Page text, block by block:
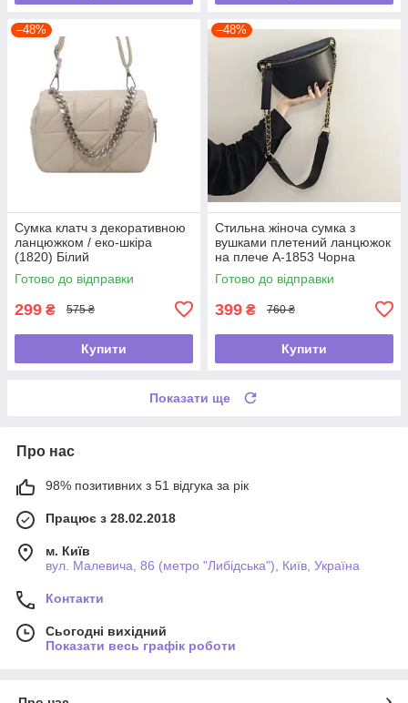
–48%
Сумка клатч з декоративною
ланцюжком / еко-шкіра
(1820) Білий
Готово до відправки
299 ₴ 575 ₴
Купити
–48%
Стильна жіноча сумка з
вушками плетений ланцюжок
на плече А-1853 Чорна
Готово до відправки
399 ₴ 760 ₴
Купити
Показати ще
Про нас
98% позитивних з 51 відгука за рік
Працює з 28.02.2018
м. Київ
вул. Малевича, 86 (метро "Либідська"), Київ, Україна
Контакти
Сьогодні вихідний
Показати весь графік роботи